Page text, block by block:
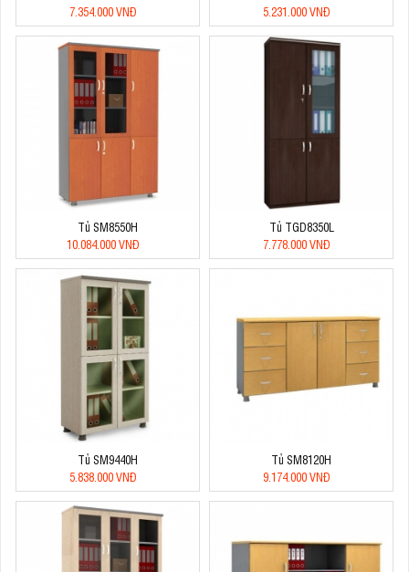
7.354.000 VNĐ
5.231.000 VNĐ
Tủ SM8550H
10.084.000 VNĐ
Tủ TGD8350L
7.778.000 VNĐ
Tủ SM9440H
5.838.000 VNĐ
Tủ SM8120H
9.174.000 VNĐ